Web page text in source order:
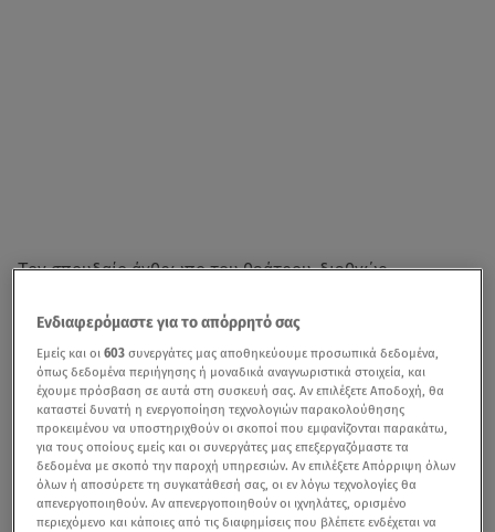
Τον σπουδαίο άνθρωπο του θεάτρου, διεθνώς
τοΦεστιβάλ Στη σκιά των Βράχων
και Δάφνης-Υμηττού με την ευκαιρία της συμπλήρωσης
100 χρόνωναπό τη γέννησή του.
Σημαντικός σκηνοθέτης, μεταφραστής παραπάνω από
60 θεατρικών έργων και σπουδαίος δάσκαλος ηθοποιών,
Μίνως Βολανάκηςυπήρξε στενά συνδεδεμένος με
τους δήμους μας ως ο εμπνευστής του Θεάτρου των
Ενδιαφερόμαστε για το απόρρητό σας
Εμείς και οι603 συνεργάτες μας αποθηκεύουμε προσωπικά δεδομένα,
όπως δεδομένα περιήγησης ή μοναδικά αναγνωριστικά στοιχεία, και
έχουμε πρόσβαση σε αυτά στη συσκευή σας. Αν επιλέξετε Αποδοχή, θα
καταστεί δυνατή η ενεργοποίηση τεχνολογιών παρακολούθησης
προκειμένου να υποστηριχθούν οι σκοποί που εμφανίζονται παρακάτω,
για τους οποίους εμείς και οι συνεργάτες μας επεξεργαζόμαστε τα
δεδομένα με σκοπό την παροχή υπηρεσιών. Αν επιλέξετε Απόρριψη όλων
όλων ή αποσύρετε τη συγκατάθεσή σας, οι εν λόγω τεχνολογίες θα
απενεργοποιηθούν. Αν απενεργοποιηθούν οι ιχνηλάτες, ορισμένο
περιεχόμενο και κάποιες από τις διαφημίσεις που βλέπετε ενδέχεται να